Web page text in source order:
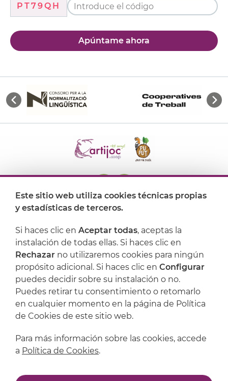
PT79QH
Apúntame ahora
Dónde encontrarnos
Artijoc
Soporte
Este sitio web utiliza cookies técnicas propias
y estadísticas de terceros.
Si haces clic en Aceptar todas, aceptas la
instalación de todas ellas. Si haces clic en
Rechazar no utilizaremos cookies para ningún
propósito adicional. Si haces clic en Configurar
puedes decidir sobre su instalación o no.
Puedes retirar tu consentimiento o retomarlo
en cualquier momento en la página de Política
de Cookies de este sitio web.
Para más información sobre las cookies, accede
a Política de Cookies.